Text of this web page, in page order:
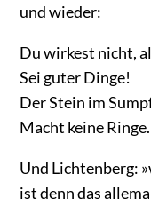
und wieder:
Du wirkest nicht,
Sei guter Dinge!
Der Stein im
Macht keine Ringe.
Und Lichtenberg:
ist denn das